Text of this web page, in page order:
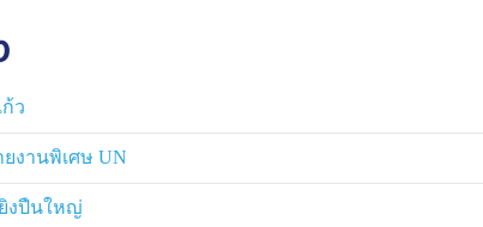
ว
งานพิเศษ UN
งปืนใหญ่